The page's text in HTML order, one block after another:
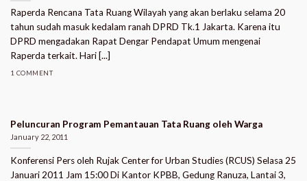
Raperda Rencana Tata Ruang Wilayah yang akan berlaku selama 20
tahun sudah masuk kedalam ranah DPRD Tk.1 Jakarta. Karena itu
DPRD mengadakan Rapat Dengar Pendapat Umum mengenai
Raperda terkait. Hari [...]
1 COMMENT
Peluncuran Program Pemantauan Tata Ruang oleh Warga
January 22, 2011
Konferensi Pers oleh Rujak Center for Urban Studies (RCUS) Selasa 25
Januari 2011 Jam 15:00 Di Kantor KPBB, Gedung Ranuza, Lantai 3,